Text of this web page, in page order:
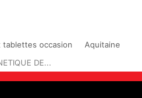
tablettes occasion
Aquitaine
DE...